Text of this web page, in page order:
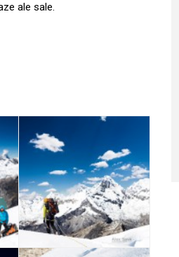
ale sale.